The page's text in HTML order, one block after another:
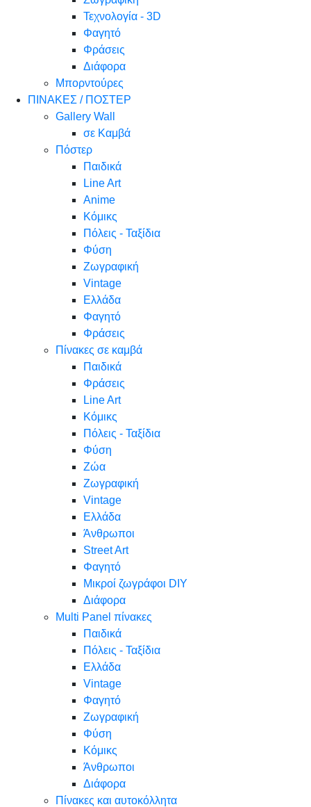
Τεχνολογία - 3D
Φαγητό
Φράσεις
Διάφορα
Μπορντούρες
ΠΙΝΑΚΕΣ / ΠΟΣΤΕΡ
Gallery Wall
σε Καμβά
Πόστερ
Παιδικά
Line Art
Anime
Κόμικς
Πόλεις - Ταξίδια
Φύση
Ζωγραφική
Vintage
Ελλάδα
Φαγητό
Φράσεις
Πίνακες σε καμβά
Παιδικά
Φράσεις
Line Art
Κόμικς
Πόλεις - Ταξίδια
Φύση
Ζώα
Ζωγραφική
Vintage
Ελλάδα
Άνθρωποι
Street Art
Φαγητό
Μικροί ζωγράφοι DIY
Διάφορα
Multi Panel πίνακες
Παιδικά
Πόλεις - Ταξίδια
Ελλάδα
Vintage
Φαγητό
Ζωγραφική
Φύση
Κόμικς
Άνθρωποι
Διάφορα
Πίνακες και αυτοκόλλητα